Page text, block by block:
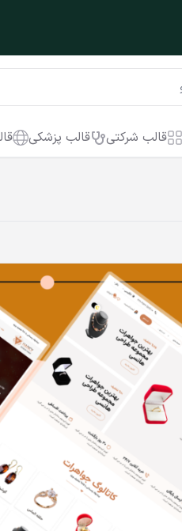
قالب شرکتی قالب پزشکی